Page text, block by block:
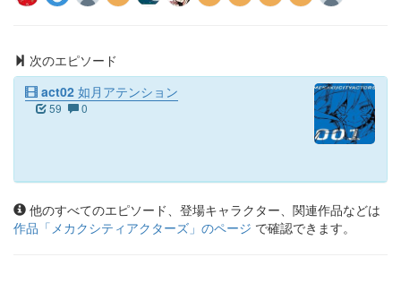
次のエピソード
act02 如月アテンション
59 0
他のすべてのエピソード、登場キャラクター、関連作品などは
作品「メカクシティアクターズ 」のページ で確認できます。